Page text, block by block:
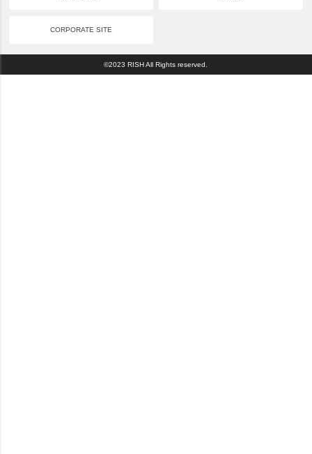
CORPORATE SITE
©2023 RISH All Rights reserved.